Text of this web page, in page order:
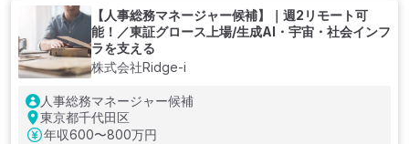
【人事総務マネージャー候補】｜週2リモート可
能！／東証グロース上場/生成AI・宇宙・社会インフ
ラを支える
株式会社Ridge-i
人事総務マネージャー候補
東京都千代田区
年収600〜800万円